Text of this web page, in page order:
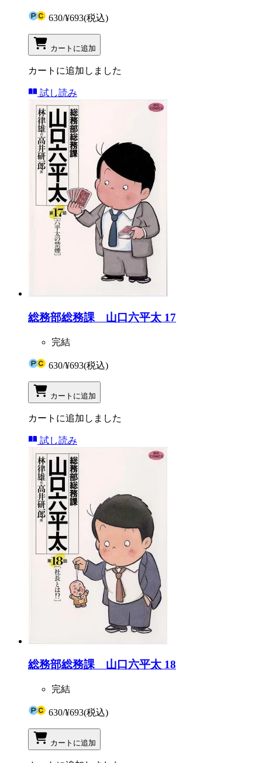
630/¥693(税込)
カートに追加
カートに追加しました
試し読み
総務部総務課 山口六平太 17
完結
630/¥693(税込)
カートに追加
カートに追加しました
試し読み
総務部総務課 山口六平太 18
完結
630/¥693(税込)
カートに追加